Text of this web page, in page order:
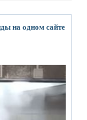
на одном сайте